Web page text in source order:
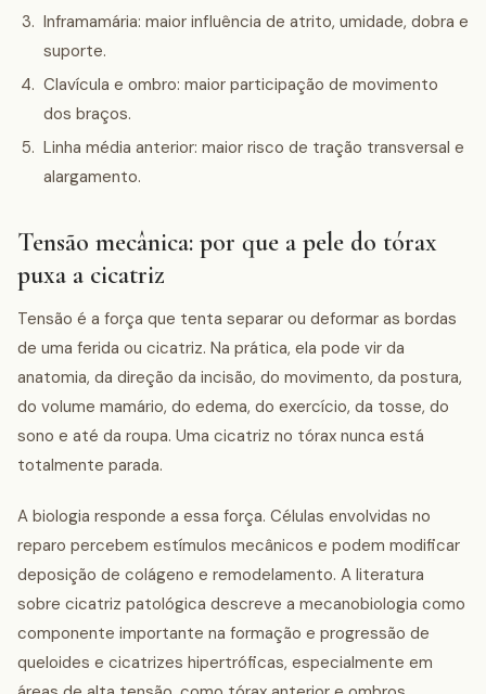
Inframamária: maior influência de atrito, umidade, dobra e
suporte.
Clavícula e ombro: maior participação de movimento
dos braços.
Linha média anterior: maior risco de tração transversal e
alargamento.
Tensão mecânica: por que a pele do tórax
puxa a cicatriz
Tensão é a força que tenta separar ou deformar as bordas
de uma ferida ou cicatriz. Na prática, ela pode vir da
anatomia, da direção da incisão, do movimento, da postura,
do volume mamário, do edema, do exercício, da tosse, do
sono e até da roupa. Uma cicatriz no tórax nunca está
totalmente parada.
A biologia responde a essa força. Células envolvidas no
reparo percebem estímulos mecânicos e podem modificar
deposição de colágeno e remodelamento. A literatura
sobre cicatriz patológica descreve a mecanobiologia como
componente importante na formação e progressão de
queloides e cicatrizes hipertróficas, especialmente em